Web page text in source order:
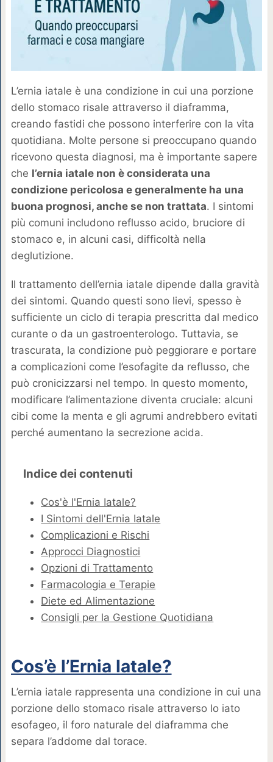
L’ernia iatale è una condizione in cui una porzione
dello stomaco risale attraverso il diaframma,
creando fastidi che possono interferire con la vita
quotidiana. Molte persone si preoccupano quando
ricevono questa diagnosi, ma è importante sapere
che l’ernia iatale non è considerata una
condizione pericolosa e generalmente ha una
buona prognosi, anche se non trattata. I sintomi
più comuni includono reflusso acido, bruciore di
stomaco e, in alcuni casi, difficoltà nella
deglutizione.
Il trattamento dell’ernia iatale dipende dalla gravità
dei sintomi. Quando questi sono lievi, spesso è
sufficiente un ciclo di terapia prescritta dal medico
curante o da un gastroenterologo. Tuttavia, se
trascurata, la condizione può peggiorare e portare
a complicazioni come l’esofagite da reflusso, che
può cronicizzarsi nel tempo. In questo momento,
modificare l’alimentazione diventa cruciale: alcuni
cibi come la menta e gli agrumi andrebbero evitati
perché aumentano la secrezione acida.
Indice dei contenuti
Cos'è l'Ernia Iatale?
I Sintomi dell'Ernia Iatale
Complicazioni e Rischi
Approcci Diagnostici
Opzioni di Trattamento
Farmacologia e Terapie
Diete ed Alimentazione
Consigli per la Gestione Quotidiana
Cos’è l’Ernia Iatale?
L’ernia iatale rappresenta una condizione in cui una
porzione dello stomaco risale attraverso lo iato
esofageo, il foro naturale del diaframma che
separa l’addome dal torace.